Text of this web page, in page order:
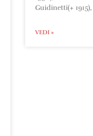
Guidinetti(+
VEDI »